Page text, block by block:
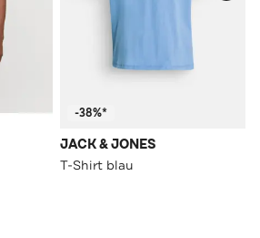
-38%*
JACK & JONES
T-Shirt blau